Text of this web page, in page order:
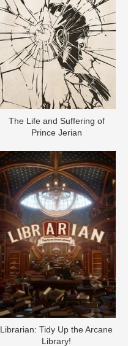
The Life and Suffering of
Prince Jerian
Librarian: Tidy Up the Arcane
Library!